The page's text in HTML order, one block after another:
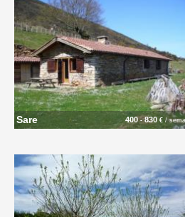
Sare 400 -830 €/